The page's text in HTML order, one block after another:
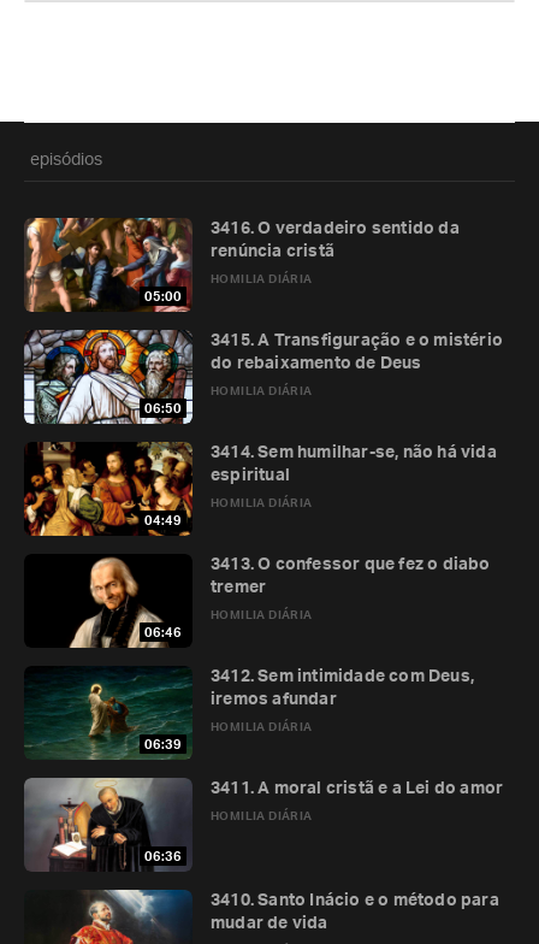
episódios
05:00
HOMILIA DIÁRIA
3416. O verdadeiro sentido da
renúncia cristã
06:50
HOMILIA DIÁRIA
3415. A Transfiguração e o mistério
do rebaixamento de Deus
04:49
HOMILIA DIÁRIA
3414. Sem humilhar-se, não há vida
espiritual
06:46
HOMILIA DIÁRIA
3413. O confessor que fez o diabo
tremer
06:39
HOMILIA DIÁRIA
3412. Sem intimidade com Deus,
iremos afundar
06:36
HOMILIA DIÁRIA
3411. A moral cristã e a Lei do amor
3410. Santo Inácio e o método para
mudar de vida